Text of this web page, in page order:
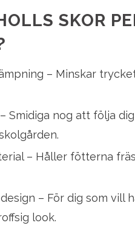
SKOR
– Minskar
Smidiga nog att följa
– Håller fötterna
– För dig som vill
look.